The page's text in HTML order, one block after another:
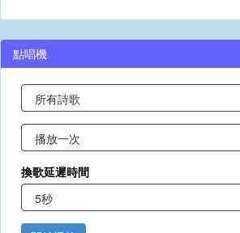
點唱機
換歌延遲時間